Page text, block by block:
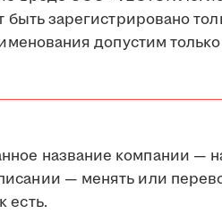
зарегистрировано
допустим
название компании —
— менять или
есть.